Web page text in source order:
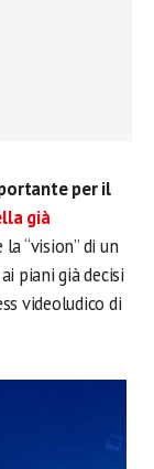
per il
già
“vision” di un
piani già decisi
videoludico di